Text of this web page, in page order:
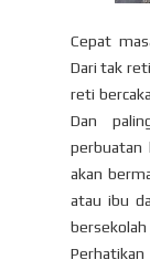
Cepat
Dari tak
reti
Dan
perbuatan
akan
atau ibu
bersekolah